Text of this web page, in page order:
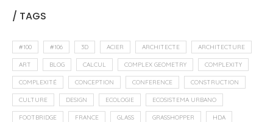
/ TAGS
#100 #106 3D ACIER ARCHITECTE ARCHITECTURE
ART BLOG CALCUL COMPLEX GEOMETRY COMPLEXITY
COMPLEXITÉ CONCEPTION CONFERENCE CONSTRUCTION
CULTURE DESIGN ECOLOGIE ECOSISTEMA URBANO
FOOTBRIDGE FRANCE GLASS GRASSHOPPER HDA